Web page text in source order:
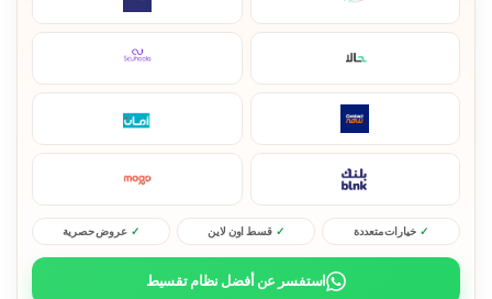
خيارات متعددة قسط اون لاين عروض حصرية
استفسر عن أفضل نظام تقسيط